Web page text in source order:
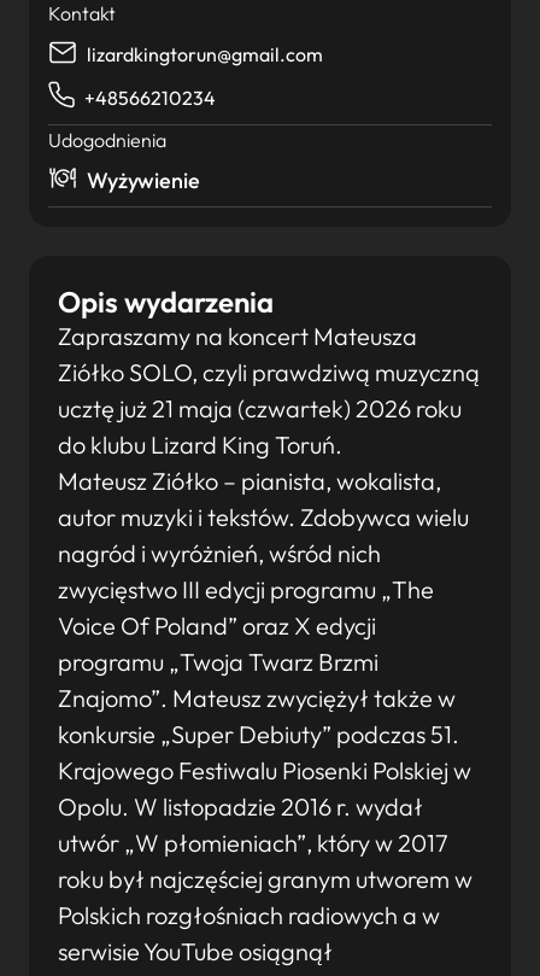
Opis wydarzenia
Zapraszamy na koncert Mateusza
Ziółko SOLO, czyli prawdziwą muzyczną
ucztę już 21 maja (czwartek) 2026 roku
do klubu Lizard King Toruń.
Mateusz Ziółko – pianista, wokalista,
autor muzyki i tekstów. Zdobywca wielu
nagród i wyróżnień, wśród nich
zwycięstwo III edycji programu „The
Voice Of Poland” oraz X edycji
programu „Twoja Twarz Brzmi
Znajomo”. Mateusz zwyciężył także w
konkursie „Super Debiuty” podczas 51.
Krajowego Festiwalu Piosenki Polskiej w
Opolu. W listopadzie 2016 r. wydał
utwór „W płomieniach”, który w 2017
roku był najczęściej granym utworem w
Polskich rozgłośniach radiowych a w
serwisie YouTube osiągnął
Kontakt
lizardkingtorun@gmail.com
+48566210234
Udogodnienia
Wyżywienie